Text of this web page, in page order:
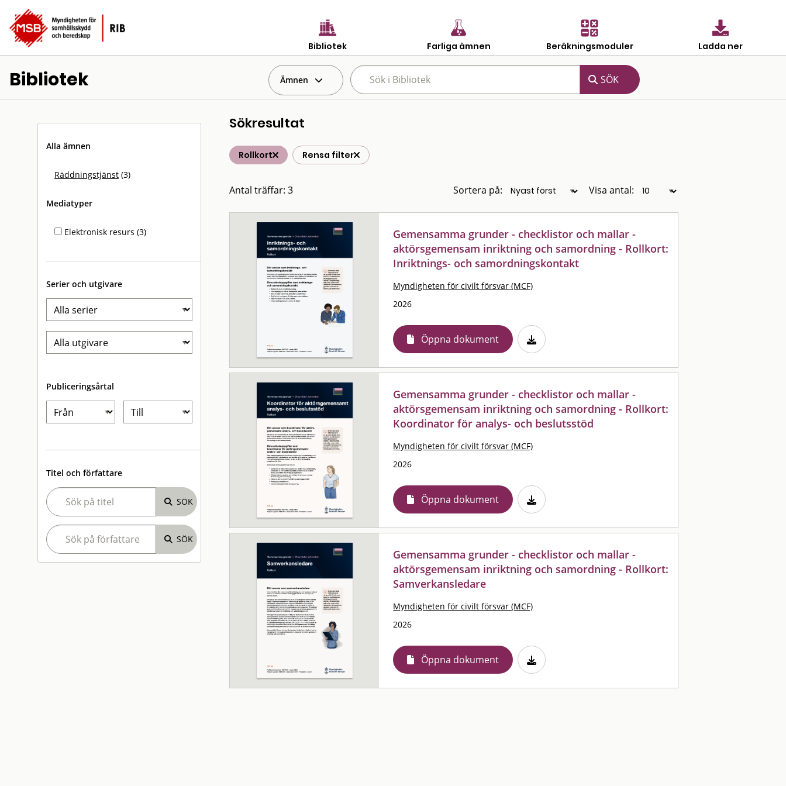
Bibliotek Farliga ämnen Beräkningsmoduler Ladda ner
Bibliotek Ämnen
Alla ämnen
Räddningstjänst (3)
Mediatyper
Elektronisk resurs (3)
Serier och utgivare
Publiceringsårtal
Titel och författare
Sökresultat
Rollkort Rensa filter
Antal träffar: 3 Sortera på: Visa antal:
Gemensamma grunder - checklistor och mallar -
aktörsgemensam inriktning och samordning - Rollkort:
Inriktnings- och samordningskontakt
Myndigheten för civilt försvar (MCF)
2026
Öppna dokument
Gemensamma grunder - checklistor och mallar -
aktörsgemensam inriktning och samordning - Rollkort:
Koordinator för analys- och beslutsstöd
Myndigheten för civilt försvar (MCF)
2026
Öppna dokument
Gemensamma grunder - checklistor och mallar -
aktörsgemensam inriktning och samordning - Rollkort:
Samverkansledare
Myndigheten för civilt försvar (MCF)
2026
Öppna dokument